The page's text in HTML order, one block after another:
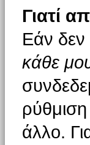
Γιατί
Εάν δεν
κάθε
άλλο.